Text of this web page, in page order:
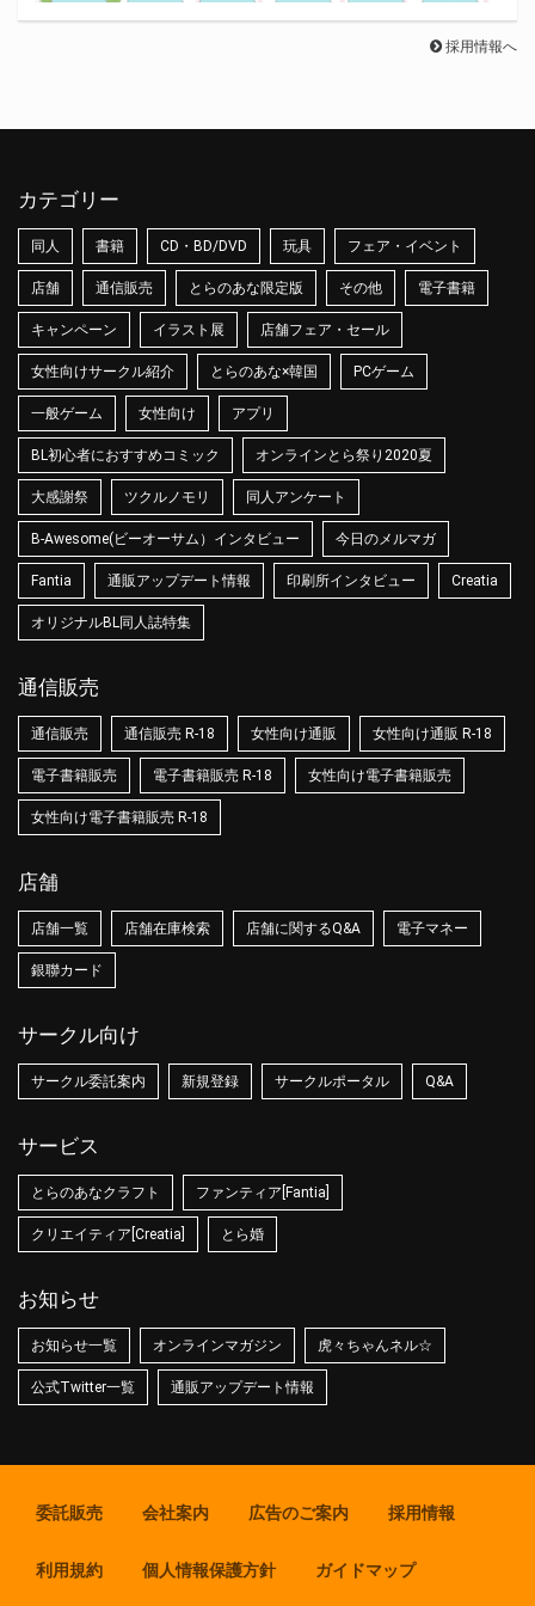
採用情報へ
カテゴリー
同人 書籍 CD・BD/DVD 玩具 フェア・イベント
店舗 通信販売 とらのあな限定版 その他 電子書籍
キャンペーン イラスト展 店舗フェア・セール
女性向けサークル紹介 とらのあな×韓国 PCゲーム
一般ゲーム 女性向け アプリ
BL初心者におすすめコミック オンラインとら祭り2020夏
大感謝祭 ツクルノモリ 同人アンケート
B-Awesome(ビーオーサム）インタビュー 今日のメルマガ
Fantia 通販アップデート情報 印刷所インタビュー Creatia
オリジナルBL同人誌特集
通信販売
通信販売 通信販売 R-18 女性向け通販 女性向け通販 R-18
電子書籍販売 電子書籍販売 R-18 女性向け電子書籍販売
女性向け電子書籍販売 R-18
店舗
店舗一覧 店舗在庫検索 店舗に関するQ&A 電子マネー
銀聯カード
サークル向け
サークル委託案内 新規登録 サークルポータル Q&A
サービス
とらのあなクラフト ファンティア[Fantia]
クリエイティア[Creatia] とら婚
お知らせ
お知らせ一覧 オンラインマガジン 虎々ちゃんネル☆
公式Twitter一覧 通販アップデート情報
委託販売 会社案内 広告のご案内 採用情報
利用規約 個人情報保護方針 ガイドマップ